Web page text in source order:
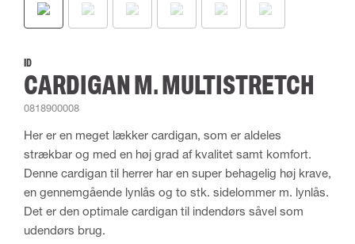
ID
CARDIGAN M. MULTISTRETCH
0818900008
Her er en meget lækker cardigan, som er aldeles
strækbar og med en høj grad af kvalitet samt komfort.
Denne cardigan til herrer har en super behagelig høj krave,
en gennemgående lynlås og to stk. sidelommer m. lynlås.
Det er den optimale cardigan til indendørs såvel som
udendørs brug.